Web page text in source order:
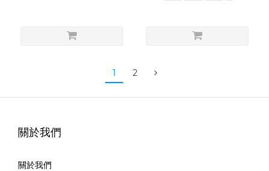
1 2
關於我們
關於我們